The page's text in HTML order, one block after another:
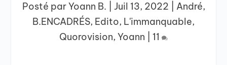
Posté parYoann B. Juil 13, 2022 André,
B.ENCADRÉS, Edito, L'immanquable,
Quorovision, Yoann 11